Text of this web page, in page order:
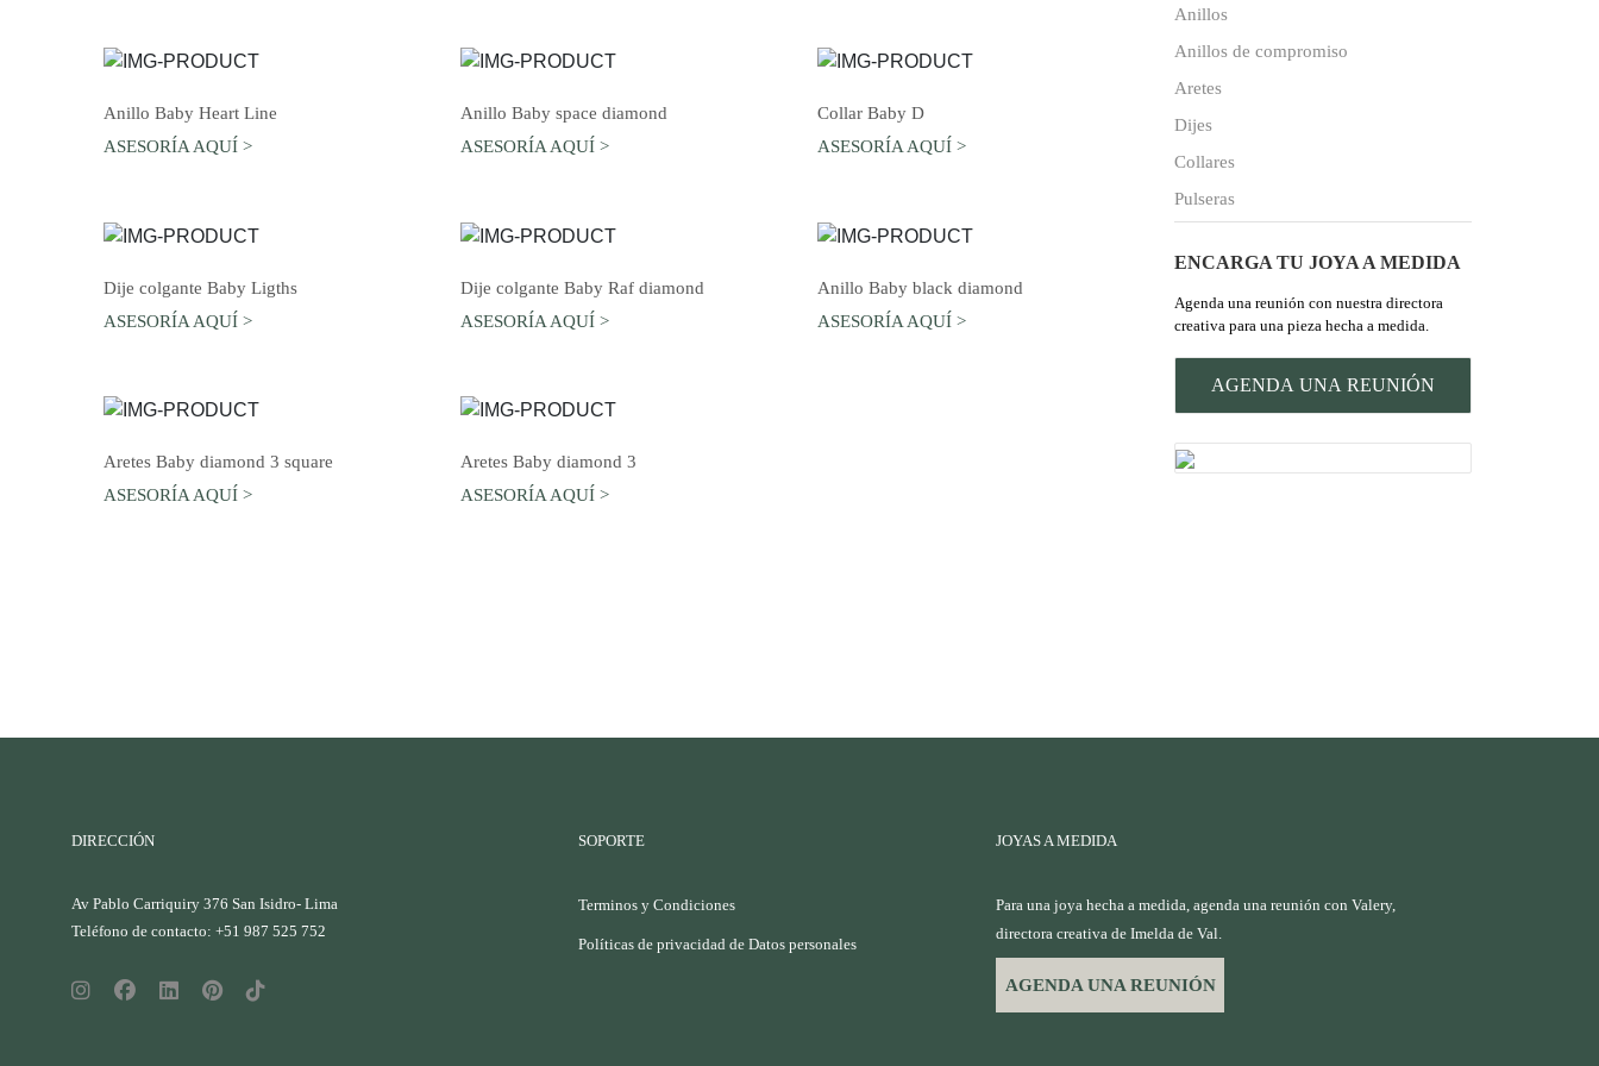
AGREGAR AL CARRO
Anillo Baby Heart Line
ASESORÍA AQUÍ >
AGREGAR AL CARRO
Anillo Baby space diamond
ASESORÍA AQUÍ >
AGREGAR AL CARRO
Collar Baby D
ASESORÍA AQUÍ >
AGREGAR AL CARRO
Dije colgante Baby Ligths
ASESORÍA AQUÍ >
AGREGAR AL CARRO
Dije colgante Baby Raf diamond
ASESORÍA AQUÍ >
AGREGAR AL CARRO
Anillo Baby black diamond
ASESORÍA AQUÍ >
AGREGAR AL CARRO
Aretes Baby diamond 3 square
ASESORÍA AQUÍ >
AGREGAR AL CARRO
Aretes Baby diamond 3
ASESORÍA AQUÍ >
Anillos
Anillos de compromiso
Aretes
Dijes
Collares
Pulseras
ENCARGA TU JOYA A MEDIDA
Agenda una reunión con nuestra directora
creativa para una pieza hecha a medida.
AGENDA UNA REUNIÓN
DIRECCIÓN
Av Pablo Carriquiry 376 San Isidro- Lima
Teléfono de contacto: +51 987 525 752
SOPORTE
Terminos y Condiciones
Políticas de privacidad de Datos personales
JOYAS A MEDIDA
Para una joya hecha a medida, agenda una reunión con Valery,
directora creativa de Imelda de Val.
AGENDA UNA REUNIÓN